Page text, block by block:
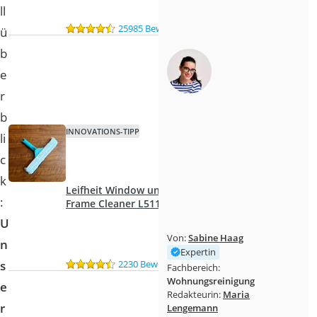
ll
ü
b
e
r
b
li
c
k
:
U
n
s
e
r
25985 Bewertungen
INNOVATIONS-TIPP
Leifheit Window und
Frame Cleaner L51120
2230 Bewertungen
Von:Sabine Haag
Expertin
Fachbereich:
Wohnungsreinigung
Redakteurin: Maria
Lengemann